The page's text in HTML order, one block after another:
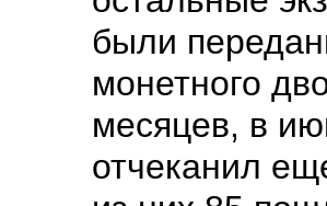
были
монетного
месяцев, в
отчеканил